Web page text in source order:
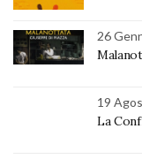
26
19
La